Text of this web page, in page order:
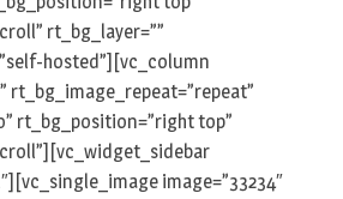
rt_bg_layer=””
hosted”][vc_column
rt_bg_image_repeat=”repeat”
rt_bg_position=”right top”
image=”33234″